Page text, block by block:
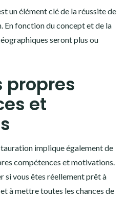
un élément clé de la réussite de
fonction du concept et de la
seront plus ou
propres
et
implique également de
compétences et motivations.
si vous êtes réellement prêt à
à mettre toutes les chances de